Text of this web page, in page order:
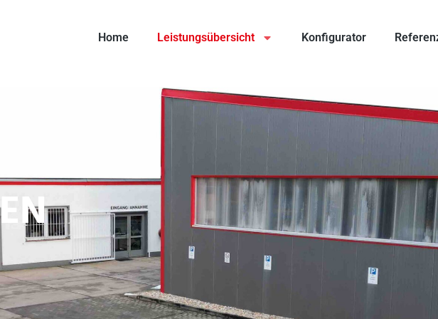
Home Leistungsübersicht Konfigurator